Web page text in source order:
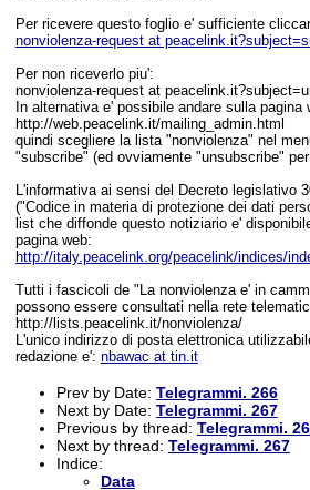
Per ricevere questo foglio e' sufficiente
nonviolenza-request at
Per non riceverlo piu':
nonviolenza-request at
In alternativa e' possibile andare sulla pagina
http://web.peacelink.it/mailing_admin.html
quindi scegliere la lista "nonviolenza" nel
"subscribe" (ed ovviamente "unsubscribe"
L'informativa ai sensi del Decreto legislativo
("Codice in materia di protezione dei dati
list che diffonde questo notiziario e'
pagina web:
http://italy.peacelink.org/peacelink/indices/
Tutti i fascicoli de "La nonviolenza e' in
possono essere consultati nella rete
http://lists.peacelink.it/nonviolenza/
L'unico indirizzo di posta elettronica
redazione e': nbawac at tin.it
Prev by Date: Telegrammi. 266
Next by Date: Telegrammi. 267
Previous by thread: Telegrammi.
Next by thread: Telegrammi. 267
Indice:
Data